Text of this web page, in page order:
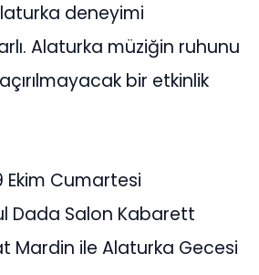
deneyimi
Alaturka müziğin ruhunu
bir etkinlik
Ekim Cumartesi
Dada Salon Kabarett
Mardin ile Alaturka Gecesi